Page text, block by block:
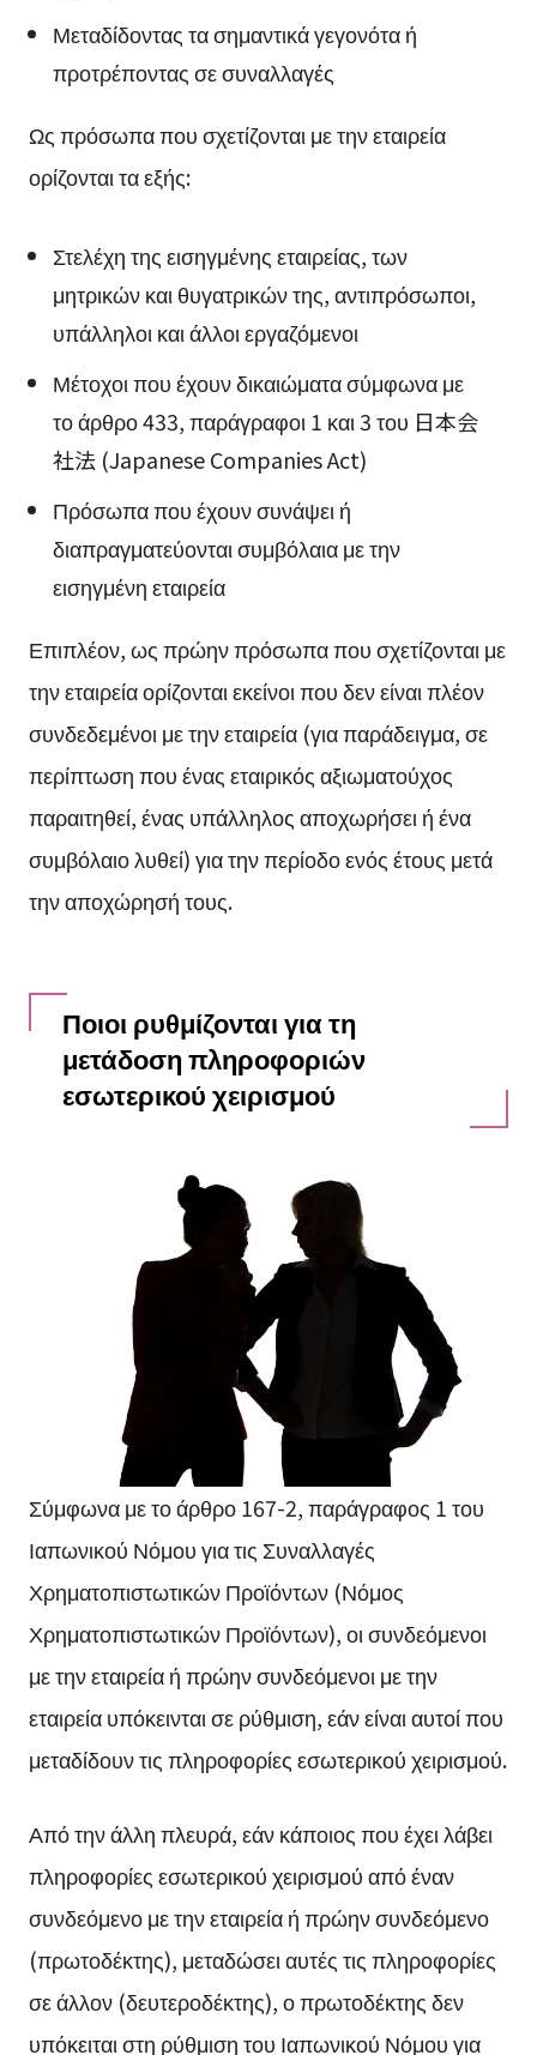
Μεταδίδοντας τα σημαντικά γεγονότα ή
προτρέποντας σε συναλλαγές
Ως πρόσωπα που σχετίζονται με την εταιρεία
ορίζονται τα εξής:
Στελέχη της εισηγμένης εταιρείας, των
μητρικών και θυγατρικών της, αντιπρόσωποι,
υπάλληλοι και άλλοι εργαζόμενοι
Μέτοχοι που έχουν δικαιώματα σύμφωνα με
το άρθρο 433, παράγραφοι 1 και 3 του 日本会
社法(Japanese Companies Act)
Πρόσωπα που έχουν συνάψει ή
διαπραγματεύονται συμβόλαια με την
εισηγμένη εταιρεία
Επιπλέον, ως πρώην πρόσωπα που σχετίζονται με
την εταιρεία ορίζονται εκείνοι που δεν είναι πλέον
συνδεδεμένοι με την εταιρεία (για παράδειγμα, σε
περίπτωση που ένας εταιρικός αξιωματούχος
παραιτηθεί, ένας υπάλληλος αποχωρήσει ή ένα
συμβόλαιο λυθεί) για την περίοδο ενός έτους μετά
την αποχώρησή τους.
Ποιοι ρυθμίζονται για τη
μετάδοση πληροφοριών
εσωτερικού χειρισμού
Σύμφωνα με το άρθρο 167-2, παράγραφος 1 του
Ιαπωνικού Νόμου για τις Συναλλαγές
Χρηματοπιστωτικών Προϊόντων (Νόμος
Χρηματοπιστωτικών Προϊόντων), οι συνδεόμενοι
με την εταιρεία ή πρώην συνδεόμενοι με την
εταιρεία υπόκεινται σε ρύθμιση, εάν είναι αυτοί που
μεταδίδουν τις πληροφορίες εσωτερικού χειρισμού.
Από την άλλη πλευρά, εάν κάποιος που έχει λάβει
πληροφορίες εσωτερικού χειρισμού από έναν
συνδεόμενο με την εταιρεία ή πρώην συνδεόμενο
(πρωτοδέκτης), μεταδώσει αυτές τις πληροφορίες
σε άλλον (δευτεροδέκτης), ο πρωτοδέκτης δεν
υπόκειται στη ρύθμιση του Ιαπωνικού Νόμου για